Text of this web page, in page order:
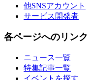
他SNSアカウント
サービス開発者
各ページへのリンク
ニュース一覧
特集記事一覧